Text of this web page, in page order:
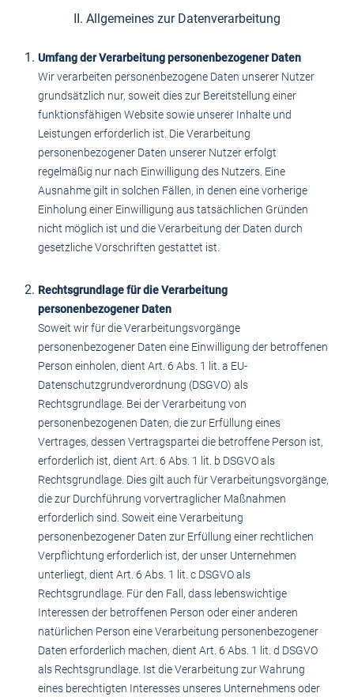
II. Allgemeines zur Datenverarbeitung
Umfang der Verarbeitung personenbezogener Daten
Wir verarbeiten personenbezogene Daten unserer Nutzer
grundsätzlich nur, soweit dies zur Bereitstellung einer
funktionsfähigen Website sowie unserer Inhalte und
Leistungen erforderlich ist. Die Verarbeitung
personenbezogener Daten unserer Nutzer erfolgt
regelmäßig nur nach Einwilligung des Nutzers. Eine
Ausnahme gilt in solchen Fällen, in denen eine vorherige
Einholung einer Einwilligung aus tatsächlichen Gründen
nicht möglich ist und die Verarbeitung der Daten durch
gesetzliche Vorschriften gestattet ist.
Rechtsgrundlage für die Verarbeitung
personenbezogener Daten
Soweit wir für die Verarbeitungsvorgänge
personenbezogener Daten eine Einwilligung der betroffenen
Person einholen, dient Art. 6 Abs. 1 lit. a EU-
Datenschutzgrundverordnung (DSGVO) als
Rechtsgrundlage. Bei der Verarbeitung von
personenbezogenen Daten, die zur Erfüllung eines
Vertrages, dessen Vertragspartei die betroffene Person ist,
erforderlich ist, dient Art. 6 Abs. 1 lit. b DSGVO als
Rechtsgrundlage. Dies gilt auch für Verarbeitungsvorgänge,
die zur Durchführung vorvertraglicher Maßnahmen
erforderlich sind. Soweit eine Verarbeitung
personenbezogener Daten zur Erfüllung einer rechtlichen
Verpflichtung erforderlich ist, der unser Unternehmen
unterliegt, dient Art. 6 Abs. 1 lit. c DSGVO als
Rechtsgrundlage. Für den Fall, dass lebenswichtige
Interessen der betroffenen Person oder einer anderen
natürlichen Person eine Verarbeitung personenbezogener
Daten erforderlich machen, dient Art. 6 Abs. 1 lit. d DSGVO
als Rechtsgrundlage. Ist die Verarbeitung zur Wahrung
eines berechtigten Interesses unseres Unternehmens oder